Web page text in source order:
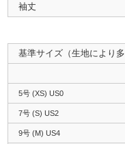
袖丈
基準サイズ（生地により
5号 (XS) US0
7号 (S) US2
9号 (M) US4